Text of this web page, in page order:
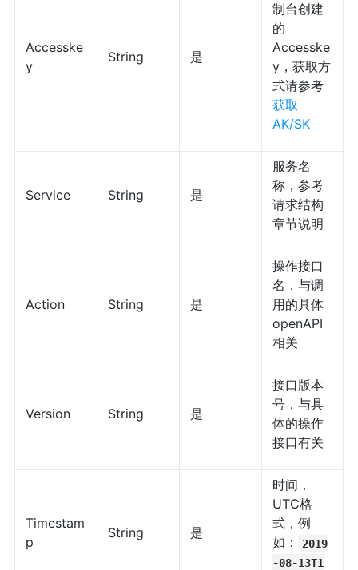
Accesske
y
String 是
制台创建
的
Accesske
y，获取方
式请参考
获取
AK/SK
Service String 是
服务名
称，参考
请求结构
章节说明
Action String 是
操作接口
名，与调
用的具体
openAPI
相关
Version String 是
接口版本
号，与具
体的操作
接口有关
Timestam
p
String 是
时间，
UTC格
式，例
如：
2019
-08-13T1